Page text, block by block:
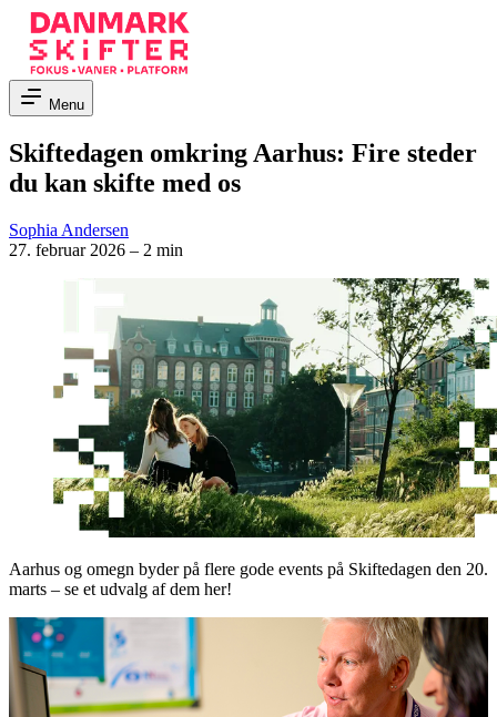
Menu
Skiftedagen omkring Aarhus: Fire steder
du kan skifte med os
Sophia Andersen
27. februar 2026 – 2 min
Aarhus og omegn byder på flere gode events på Skiftedagen den 20.
marts – se et udvalg af dem her!